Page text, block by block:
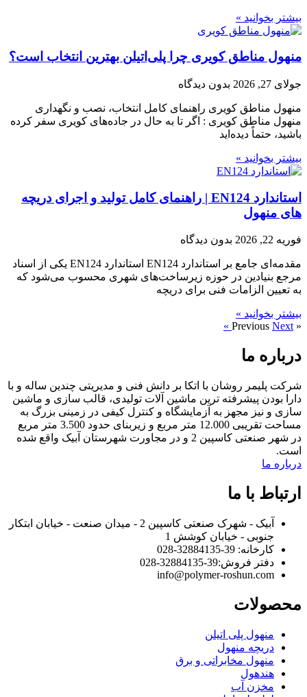
بیشتر بخوانید »
منهول مناطق کویری چرا پلی‌اتیلن بهترین انتخاب است؟
جولای 27, 2026 بدون دیدگاه
منهول مناطق کویری راهنمای کامل انتخاب، نصب و نگهداری
منهول مناطق کویری : اگر تا به حال در جاده‌های کویری سفر کرده
باشید، حتماً دیده‌اید
بیشتر بخوانید »
استاندارد EN124 | راهنمای کامل تولید و اجرای دریچه‌
های منهول
فوریه 22, 2026 بدون دیدگاه
مقدمه‌ای جامع بر استاندارد EN124 استاندارد EN124 یکی از اسناد
مرجع بنیادین در حوزه زیرساخت‌های شهری محسوب می‌شود که
به تعیین الزامات فنی برای دریچه‌
بیشتر بخوانید »
« Previous
Next »
درباره ما
شرکت پلیمر روشان با اتکا بر دانش فنی و مدیریتی چندین ساله و با
دارا بودن پیشرفته ترین ماشین آلات تولیدی، قالب سازی و ماشین
سازی و نیز مجهز به آزمایشگاه و کنترل کیفی در زمینی بزرگ به
مساحت تقریبی 12.000 متر مربع و زیربنای حدود 3.500 متر مربع
در شهر صنعتی کاسپین 2 و در مجاورت شهرستان آبیک واقع شده
است.
درباره ما
ارتباط با ما
آبیک - شهرک صنعتی کاسپین 2 - میدان صنعت - خیابان ابتکار
جنوبی - خیابان کوشش 1
کارخانه: 39-32884135-028
دفتر فروش:‌39-32884135-028
info@polymer-roshun.com
محصولات
منهول پلی اتیلن
دریچه منهول
منهول مخابراتی و برق
هندهول
مخزن آب